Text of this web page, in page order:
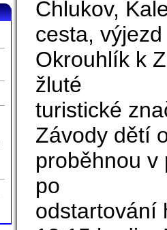
Chlukov,
cesta,
Okrouhlík k
žluté
turistické
Závody dětí
proběhnou v
po
odstartování